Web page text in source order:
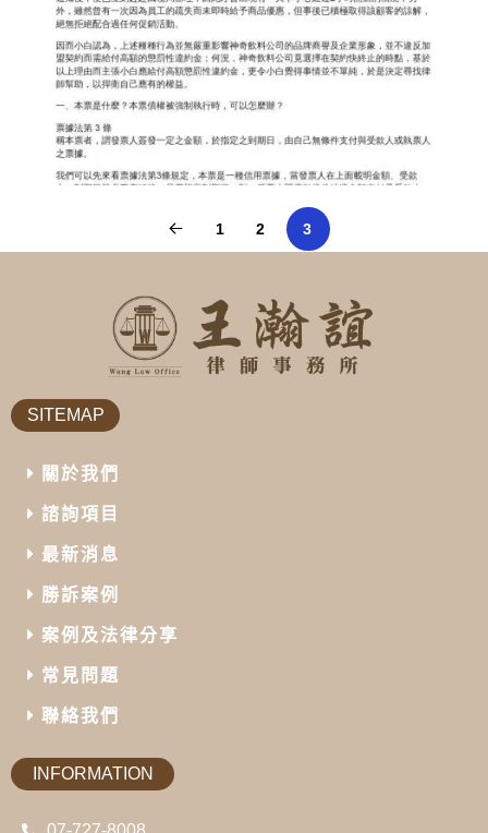
1 2 3
SITEMAP
關於我們
諮詢項目
最新消息
勝訴案例
案例及法律分享
常見問題
聯絡我們
INFORMATION